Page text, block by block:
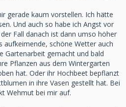
gerade kaum vorstellen. Ich hätte
Und auch so habe ich Angst vor
Fall danach ist dann umso höher
aufkeimende, schöne Wetter auch
Gartenarbeit gemacht und bald
Pflanzen aus dem Wintergarten
hat. Oder ihr Hochbeet bepflanzt
in ihre Vasen gestellt hat. Bei
Wehmut bei mir auf.